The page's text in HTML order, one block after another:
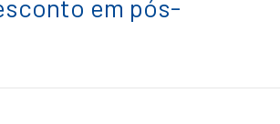
em pós-